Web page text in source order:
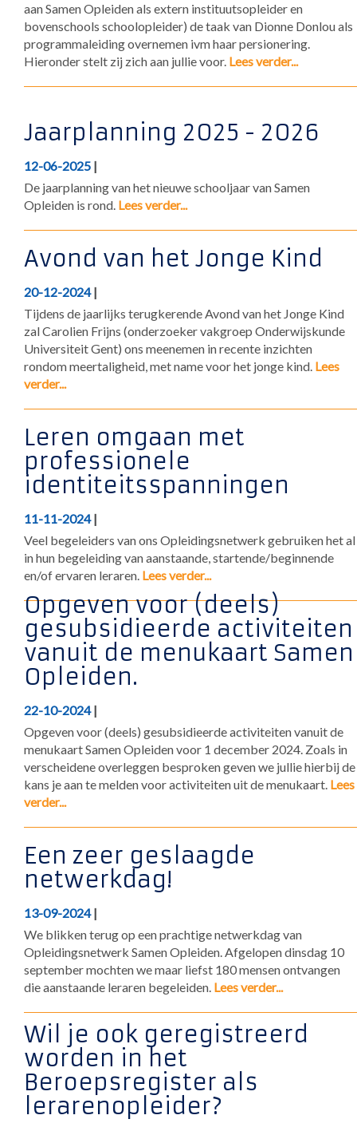
aan Samen Opleiden als extern instituutsopleider en
bovenschools schoolopleider) de taak van Dionne Donlou als
programmaleiding overnemen ivm haar persionering.
Hieronder stelt zij zich aan jullie voor. Lees verder...
​Jaarplanning 2025 - 2026
12-06-2025 |
​De jaarplanning van het nieuwe schooljaar van Samen
Opleiden is rond. Lees verder...
Avond van het Jonge Kind
20-12-2024|
Tijdens de jaarlijks terugkerende Avond van het Jonge Kind
zal Carolien Frijns (onderzoeker vakgroep Onderwijskunde
Universiteit Gent) ons meenemen in recente inzichten
rondom meertaligheid, met name voor het jonge kind. Lees
verder...
Leren omgaan met
professionele
identiteitsspanningen
11-11-2024|
Veel begeleiders van ons Opleidingsnetwerk gebruiken het al
in hun begeleiding van aanstaande, startende/beginnende
en/of ervaren leraren. Lees verder...
Opgeven voor (deels)
gesubsidieerde activiteiten
vanuit de menukaart Samen
Opleiden.
22-10-2024|
Opgeven voor (deels) gesubsidieerde activiteiten vanuit de
menukaart Samen Opleiden voor 1 december 2024. Zoals in
verscheidene overleggen besproken geven we jullie hierbij de
kans je aan te melden voor activiteiten uit de menukaart. Lees
verder...
Een zeer geslaagde
netwerkdag!
13-09-2024|
We blikken terug op een prachtige netwerkdag van
Opleidingsnetwerk Samen Opleiden. Afgelopen dinsdag 10
september mochten we maar liefst 180 mensen ontvangen
die aanstaande leraren begeleiden. Lees verder...
Wil je ook geregistreerd
worden in het
Beroepsregister als
lerarenopleider?